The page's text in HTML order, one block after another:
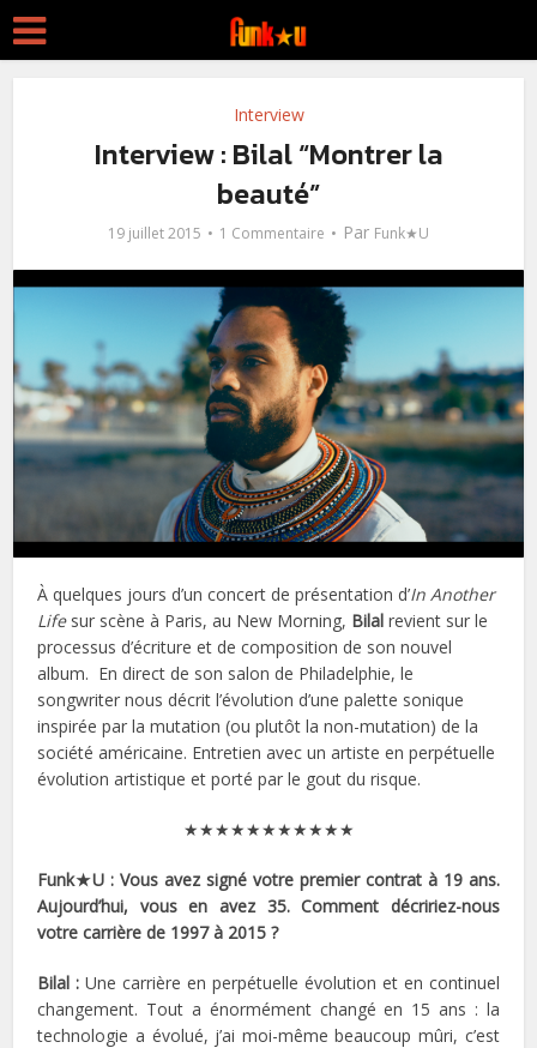
Interview
Interview : Bilal “Montrer la
beauté”
19 juillet 2015 1 Commentaire Par Funk★U
À quelques jours d’un concert de présentation d’In Another
Lifesur scène à Paris, au New Morning, Bilal revient sur le
processus d’écriture et de composition de son nouvel
album. En direct de son salon de Philadelphie, le
songwriter nous décrit l’évolution d’une palette sonique
inspirée par la mutation (ou plutôt la non-mutation) de la
société américaine. Entretien avec un artiste en perpétuelle
évolution artistique et porté par le gout du risque.
★★★★★★★★★★★
Funk★U : Vous avez signé votre premier contrat à 19 ans.
Aujourd’hui, vous en avez 35. Comment décririez-nous
votre carrière de 1997 à 2015 ?
Bilal : Une carrière en perpétuelle évolution et en continuel
changement. Tout a énormément changé en 15 ans : la
technologie a évolué, j’ai moi-même beaucoup mûri, c’est